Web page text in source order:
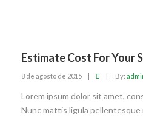
Estimate Cost For Your
8 de agosto de 2015 | | By:
Lorem ipsum dolor sit amet,
Nunc mattis ligula